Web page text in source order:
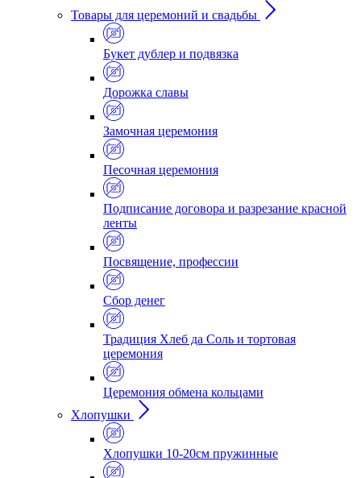
Товары для церемоний и свадьбы
Букет дублер и подвязка
Дорожка славы
Замочная церемония
Песочная церемония
Подписание договора и разрезание красной
ленты
Посвящение, профессии
Сбор денег
Традиция Хлеб да Соль и тортовая
церемония
Церемония обмена кольцами
Хлопушки
Хлопушки 10-20см пружинные